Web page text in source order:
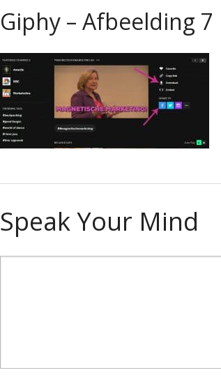
Giphy – Afbeelding 7
Speak Your Mind